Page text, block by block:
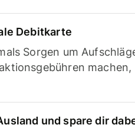
Debitkarte
Sorgen um
und spare dir